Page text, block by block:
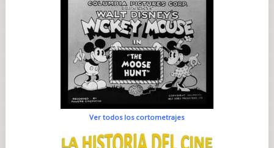
Ver todos los cortometrajes